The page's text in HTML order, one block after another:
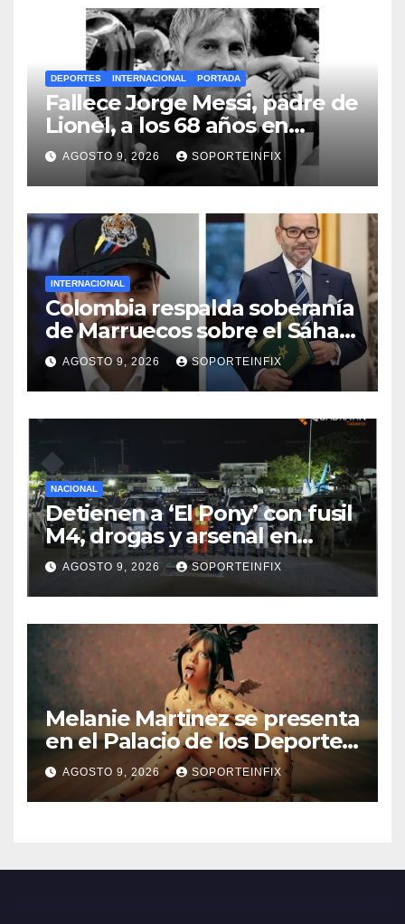
DEPORTES INTERNACIONAL PORTADA
Fallece Jorge Messi, padre de
Lionel, a los 68 años en
Rosario
AGOSTO 9, 2026 SOPORTEINFIX
INTERNACIONAL
Colombia respalda soberanía
de Marruecos sobre el Sáhara
y busca TLC
AGOSTO 9, 2026 SOPORTEINFIX
NACIONAL
Detienen a ‘El Pony’ con fusil
M4, drogas y arsenal en
carretera de Tabasco
AGOSTO 9, 2026 SOPORTEINFIX
Melanie Martinez se presenta
en el Palacio de los Deportes
con ‘Hades: The Sacrifice
Tour’
AGOSTO 9, 2026 SOPORTEINFIX